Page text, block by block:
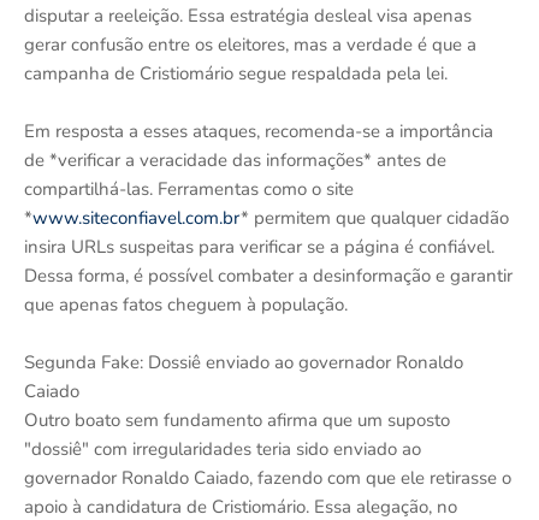
disputar a reeleição. Essa estratégia desleal visa apenas
gerar confusão entre os eleitores, mas a verdade é que a
campanha de Cristiomário segue respaldada pela lei.
Em resposta a esses ataques, recomenda-se a importância
de *verificar a veracidade das informações* antes de
compartilhá-las. Ferramentas como o site
*www.siteconfiavel.com.br* permitem que qualquer cidadão
insira URLs suspeitas para verificar se a página é confiável.
Dessa forma, é possível combater a desinformação e garantir
que apenas fatos cheguem à população.
Segunda Fake: Dossiê enviado ao governador Ronaldo
Caiado
Outro boato sem fundamento afirma que um suposto
"dossiê" com irregularidades teria sido enviado ao
governador Ronaldo Caiado, fazendo com que ele retirasse o
apoio à candidatura de Cristiomário. Essa alegação, no